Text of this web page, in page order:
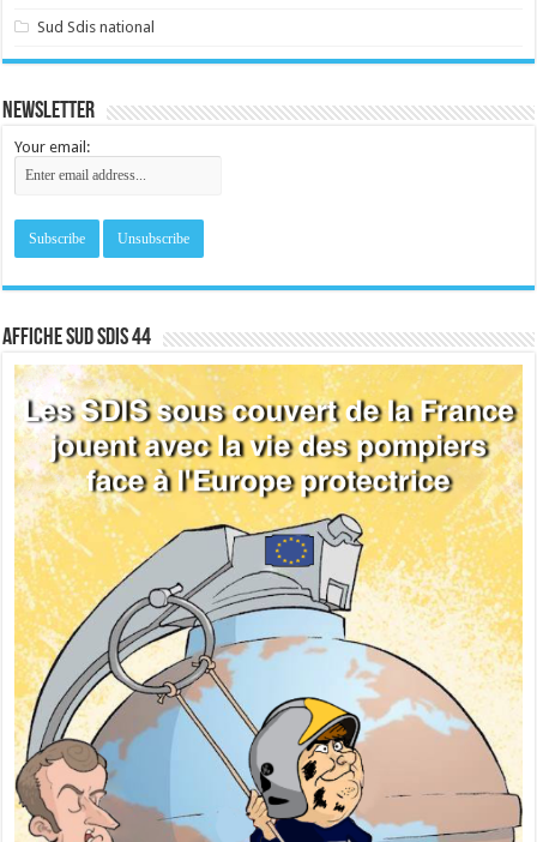
Sud Sdis national
Newsletter
Your email:
Affiche sud SDIS 44